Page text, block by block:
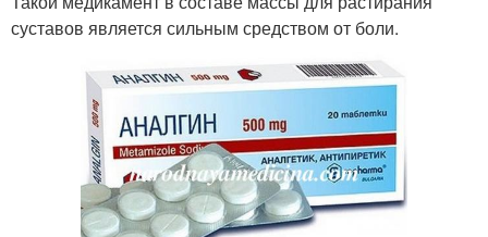
суставов является сильным средством от боли.